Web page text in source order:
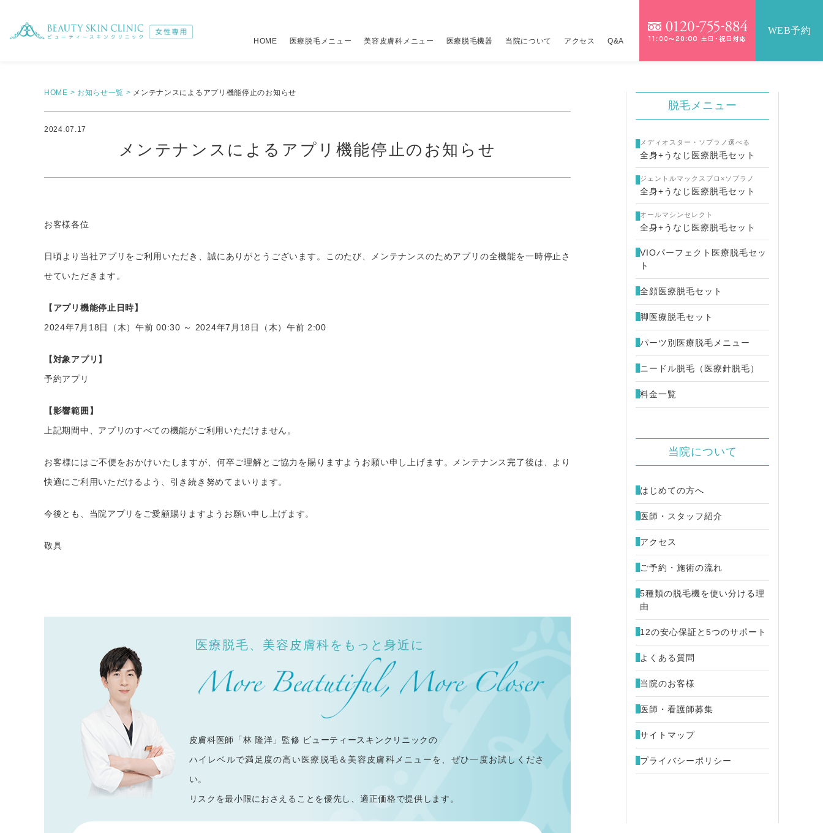
HOME 医療脱毛メニュー
メディオスター・ソプラノ選べるプラン 19,600円
オールマシンセレクトプラン 39,400円
VIOパーフェクト医療脱毛セット 9,800円
パーツ別医療脱毛メニュー 詳しくはこちら 17,360円
ニードル脱毛（医療針脱毛） 1本 400円〜 料金一覧
美容皮膚科メニュー
ボトックス注射 詳しくはこちら
ヒアルロン酸注射 39,800円
詳しくはこちら
ジャルプロ スーパーハイドロ×水光注射 34,800円 マイクロボトックス×水光注射 16,800円
プルリアルデンシファイ×水光注射 34,800円 リジュラン×水光注射 詳しくはこちら
24,800円
14,800円
スーパーヴェルヴェットスキン
48,000円
フォトフェイシャルM22 4,980円
ニキビ治療 （別サイトが開きます）
医療脱毛機器
ジェントルマックスプロプラス
ソプラノチタニウム
当院について
当院の予約の取り方
当院が選ばれる理由
アクセス
ビューティースキンクリニック 新宿院
ビューティースキンクリニック 渋谷院
Q&A
WEB予約
HOME お知らせ一覧 メンテナンスによるアプリ機能停止のお知らせ
2024.07.17
メンテナンスによるアプリ機能停止のお知らせ
お客様各位
日頃より当社アプリをご利用いただき、誠にありがとうございます。このたび、メンテナンスのためアプリの全機能を一時停止さ
せていただきます。
【アプリ機能停止日時】
2024年7月18日（木）午前 00:30 ～ 2024年7月18日（木）午前 2:00
【対象アプリ】
予約アプリ
【影響範囲】
上記期間中、アプリのすべての機能がご利用いただけません。
お客様にはご不便をおかけいたしますが、何卒ご理解とご協力を賜りますようお願い申し上げます。メンテナンス完了後は、より
快適にご利用いただけるよう、引き続き努めてまいります。
今後とも、当院アプリをご愛顧賜りますようお願い申し上げます。
敬具
医療脱毛、美容皮膚科をもっと身近に
皮膚科医師「林 隆洋」監修 ビューティースキンクリニックの
ハイレベルで満足度の高い医療脱毛＆美容皮膚科メニューを、ぜひ一度お試しくださ
い。
リスクを最小限におさえることを優先し、適正価格で提供します。
脱毛メニュー
メディオスター・ソプラノ選べる
全身+うなじ医療脱毛セット
ジェントルマックスプロ×ソプラノ
全身+うなじ医療脱毛セット
オールマシンセレクト
全身+うなじ医療脱毛セット
VIOパーフェクト医療脱毛セッ
ト
全顔医療脱毛セット
脚医療脱毛セット
パーツ別医療脱毛メニュー
ニードル脱毛（医療針脱毛）
料金一覧
当院について
はじめての方へ
医師・スタッフ紹介
アクセス
ご予約・施術の流れ
5種類の脱毛機を使い分ける理
由
12の安心保証と5つのサポート
よくある質問
当院のお客様
医師・看護師募集
サイトマップ
プライバシーポリシー